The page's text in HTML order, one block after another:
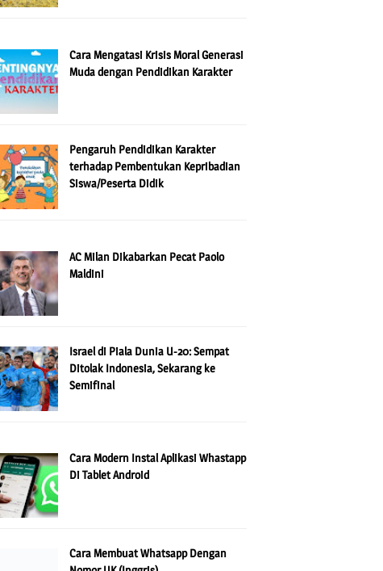
Cara Mengatasi Krisis Moral Generasi
Muda dengan Pendidikan Karakter
Pengaruh Pendidikan Karakter
terhadap Pembentukan Kepribadian
Siswa/Peserta Didik
AC Milan Dikabarkan Pecat Paolo
Maldini
Israel di Piala Dunia U-20: Sempat
Ditolak Indonesia, Sekarang ke
Semifinal
Cara Modern Instal Aplikasi Whastapp
Di Tablet Android
Cara Membuat Whatsapp Dengan